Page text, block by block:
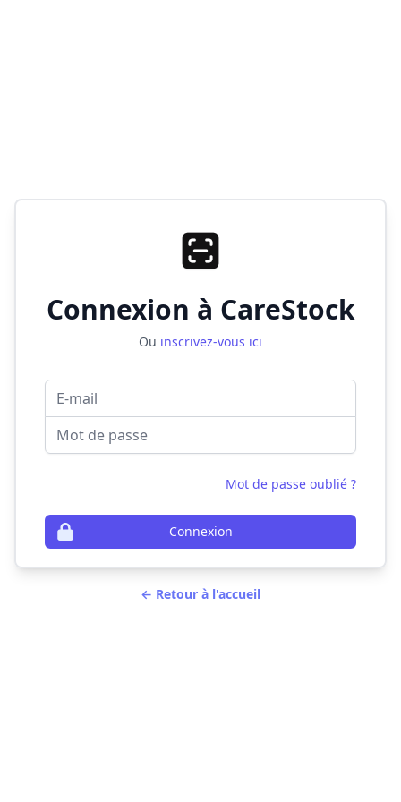
Connexion à CareStock
Ou inscrivez-vous ici
E-mail
Mot de passe
Mot de passe oublié ?
Connexion
← Retour à l'accueil